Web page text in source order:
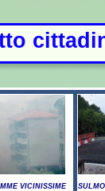
VICINISSIME